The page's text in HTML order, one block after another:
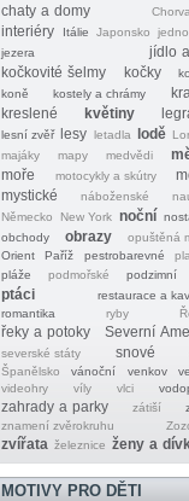
chaty a domy
interiéry Itálie Japonsko
jezera
jídlo
kočkovité šelmy
kočky
koně
kostely a chrámy
kreslené
květiny
lesní zvěř lesy letadla lodě
majáky
mapy medvědi
moře
motocykly a skútry
mystické
náboženské
Německo
New York noční
obchody
obrazy
opuštěná
Orient
Paříž pestrobarevné
pláže
podmořské podzimní
ptáci
restaurace a
romantika
ryby
řeky a potoky Severní
severské státy snové
Španělsko
vánoční venkov
videohry
víly vlci
zahrady a parky zátiší
znamení zvěrokruhu
zvířata železnice ženy a
MOTIVY PRO DĚTI